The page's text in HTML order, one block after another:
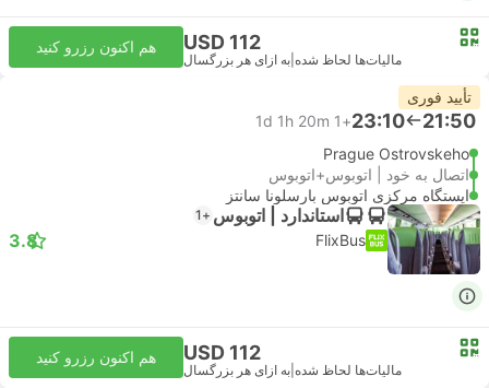
USD 112
مالیات‌ها لحاظ شده به ازای هر بزرگسال
هم اکنون رزرو کنید
تأیید فوری
21:50
23:10
+1
1d 1h 20m
Prague Ostrovskeho
اتصال به خود | اتوبوس+اتوبوس
ایستگاه مرکزی اتوبوس بارسلونا سانتز
استاندارد | اتوبوس +1
FlixBus
3.8
USD 112
مالیات‌ها لحاظ شده به ازای هر بزرگسال
هم اکنون رزرو کنید